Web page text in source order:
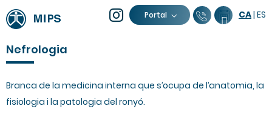
Portal 93 805 04
CA| ES
Nefrologia
Branca de la medicina interna que s’ocupa de l’anatomia, la
fisiologia i la patologia del ronyó.